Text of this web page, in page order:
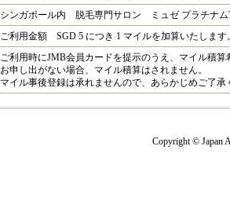
シンガポール内 脱毛専門サロン ミュゼ プラチナム
ご利用金額 SGD 5 につき 1 マイルを加算いたします。
ご利用時にJMB会員カードを提示のうえ、マイル積算
お申し出がない場合、マイル積算はされません。
マイル事後登録は承れませんので、あらかじめご了承
Copyright © Japan